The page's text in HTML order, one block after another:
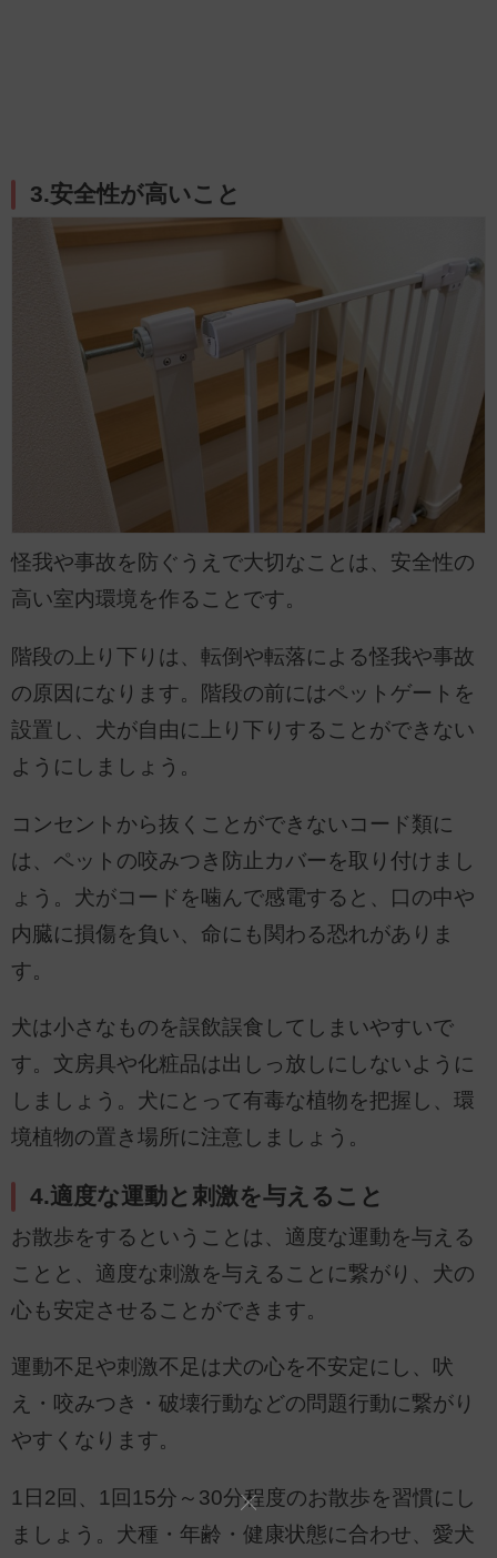
3.安全性が高いこと
怪我や事故を防ぐうえで大切なことは、安全性の
高い室内環境を作ることです。
階段の上り下りは、転倒や転落による怪我や事故
の原因になります。階段の前にはペットゲートを
設置し、犬が自由に上り下りすることができない
ようにしましょう。
コンセントから抜くことができないコード類に
は、ペットの咬みつき防止カバーを取り付けまし
ょう。犬がコードを噛んで感電すると、口の中や
内臓に損傷を負い、命にも関わる恐れがありま
す。
犬は小さなものを誤飲誤食してしまいやすいで
す。文房具や化粧品は出しっ放しにしないように
しましょう。犬にとって有毒な植物を把握し、環
境植物の置き場所に注意しましょう。
4.適度な運動と刺激を与えること
お散歩をするということは、適度な運動を与える
ことと、適度な刺激を与えることに繋がり、犬の
心も安定させることができます。
運動不足や刺激不足は犬の心を不安定にし、吠
え・咬みつき・破壊行動などの問題行動に繋がり
やすくなります。
1日2回、1回15分～30分程度のお散歩を習慣にし
ましょう。犬種・年齢・健康状態に合わせ、愛犬